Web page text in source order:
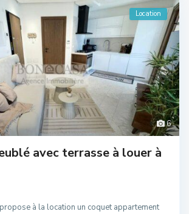
6
Location
avec terrasse à louer à
à la location un coquet appartement